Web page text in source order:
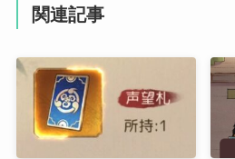
関連記事